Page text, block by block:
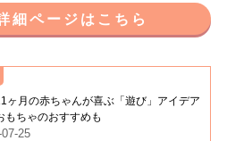
細ページはこちら
ヶ月の赤ちゃんが喜ぶ「遊び」アイデア
もちゃのおすすめも
25